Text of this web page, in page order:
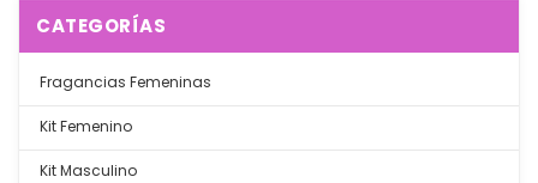
CATEGORÍAS
Fragancias Femeninas
Kit Femenino
Kit Masculino